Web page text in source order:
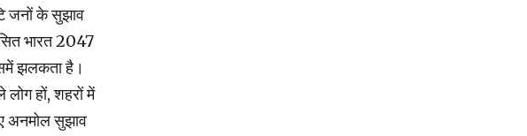
जनों के सुझाव
भारत 2047
झलकता है।
लोग हों, शहरों में
अनमोल सुझाव